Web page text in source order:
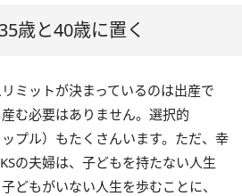
歳と40歳に置く
ミットが決まっているのは出産で
む必要はありません。選択的
プル）もたくさんいます。ただ、幸
の夫婦は、子どもを持たない人生
どもがいない人生を歩むことに、